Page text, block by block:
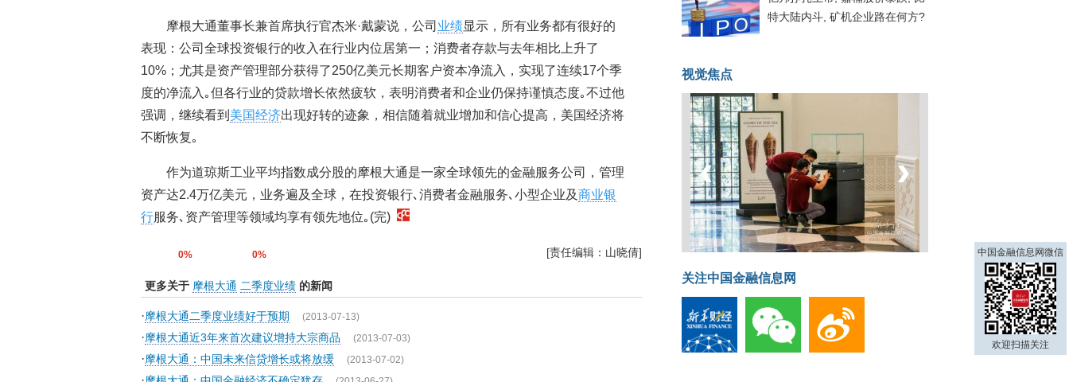
摩根大通董事长兼首席执行官杰米·戴蒙说，公司 业绩显示，所有业务都有很好的
表现：公司全球投资银行的收入在行业内位居第一；消费者存款与去年相比上升了
10%；尤其是资产管理部分获得了250亿美元长期客户资本净流入，实现了连续17个季
度的净流入｡但各行业的贷款增长依然疲软，表明消费者和企业仍保持谨慎态度｡不过他
强调，继续看到 美国经济出现好转的迹象，相信随着就业增加和信心提高，美国经济将
不断恢复｡
作为道琼斯工业平均指数成分股的摩根大通是一家全球领先的金融服务公司，管理
资产达2.4万亿美元，业务遍及全球，在投资银行､消费者金融服务､小型企业及商业银
行服务､资产管理等领域均享有领先地位｡(完)
0% 0% [责任编辑：山晓倩]
更多关于 摩根大通 二季度业绩 的新闻
·摩根大通二季度业绩好于预期 (2013-07-13)
·摩根大通近3年来首次建议增持大宗商品 (2013-07-03)
·摩根大通：中国未来信贷增长或将放缓 (2013-07-02)
特大陆内斗, 矿机企业路在何方?
视觉焦点
菲律宾：防疫降级
‹ ›
关注中国金融信息网
中国金融信息网微信
欢迎扫描关注